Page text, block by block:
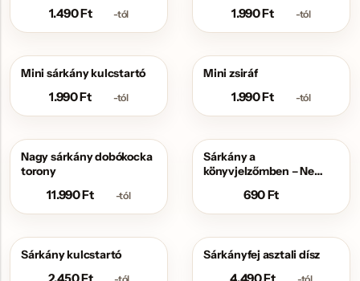
1.490Ft -tól 1.990Ft -tól
Mini sárkány kulcstartó
1.990Ft -tól
Mini zsiráf
1.990Ft -tól
Nagy sárkány dobókocka
torony
11.990Ft -tól
Sárkány a
könyvjelzőmben – Ne
690Ft
Sárkány kulcstartó Sárkányfej asztali dísz